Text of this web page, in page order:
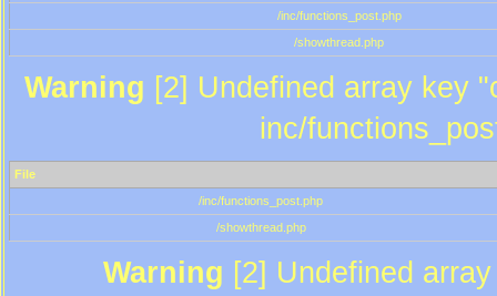
/inc/functions_post.php
/showthread.php
Warning [2] Undefined array key
inc/
File
/inc/functions_post.php
/showthread.php
Warning [2] Undefined